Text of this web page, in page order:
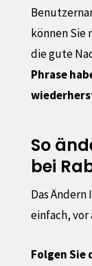
können Sie
die gute
Phrase
So
bei
Das Ändern
einfach, vor
Folgen Sie